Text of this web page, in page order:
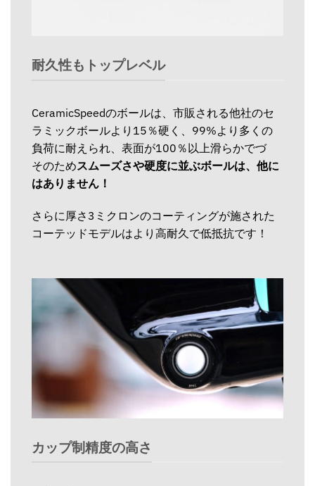
耐久性もトップレベル
CeramicSpeedのボールは、市販される他社のセ
ラミックボールより15％硬く、99%より多くの
負荷に耐えられ、表面が100％以上滑らかでづ
そのためスムーズさや硬度に並ぶボールは、他に
はありません！
さらに厚さ3ミクロンのコーティングが施された
コーテッドモデルはより高耐久で低抵抗です！
カップ制精度の高さ